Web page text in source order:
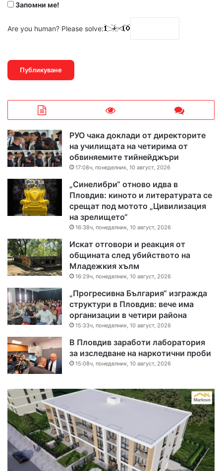
Запомни ме!
Are you human? Please solve:
РУО чака доклади от директорите
на училищата на четирима от
обвиняемите тийнейджъри
17:08ч, понеделник, 10 август, 2026
„Синелибри“ отново идва в
Пловдив: киното и литературата се
срещат под мотото „Цивилизация
на зрелището“
16:38ч, понеделник, 10 август, 2026
Искат отговори и реакция от
общината след убийството на
Младежкия хълм
16:29ч, понеделник, 10 август, 2026
„Прогресивна България“ изгражда
структури в Пловдив: вече има
организации в четири района
15:33ч, понеделник, 10 август, 2026
В Пловдив заработи лаборатория
за изследване на наркотични проби
15:08ч, понеделник, 10 август, 2026